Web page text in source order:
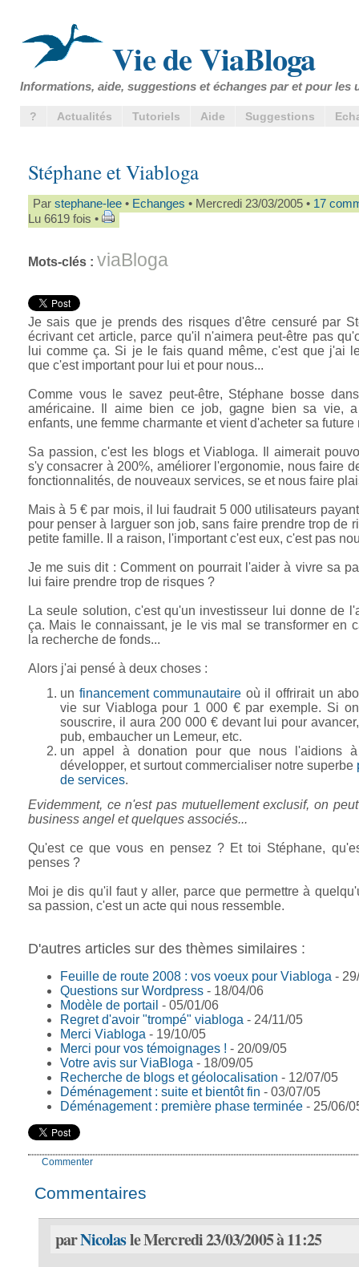
Vie de ViaBloga
Informations, aide, suggestions et échanges par et pour les
? Actualités Tutoriels Aide Suggestions
Stéphane et Viabloga
Par stephane-lee • Echanges • Mercredi 23/03/2005 • 17
Lu 6619 fois •
Mots-clés : viaBloga
Je sais que je prends des risques d'être censuré par
écrivant cet article, parce qu'il n'aimera peut-être pas
lui comme ça. Si je le fais quand même, c'est que j'ai
que c'est important pour lui et pour nous...
Comme vous le savez peut-être, Stéphane bosse
américaine. Il aime bien ce job, gagne bien sa vie,
enfants, une femme charmante et vient d'acheter sa future
Sa passion, c'est les blogs et Viabloga. Il aimerait
s'y consacrer à 200%, améliorer l'ergonomie, nous faire
fonctionnalités, de nouveaux services, se et nous faire
Mais à 5 € par mois, il lui faudrait 5 000 utilisateurs
pour penser à larguer son job, sans faire prendre trop de
petite famille. Il a raison, l'important c'est eux, c'est pas
Je me suis dit : Comment on pourrait l'aider à vivre sa
lui faire prendre trop de risques ?
La seule solution, c'est qu'un investisseur lui donne de
ça. Mais le connaissant, je le vis mal se transformer en
la recherche de fonds...
Alors j'ai pensé à deux choses :
un financement communautaire où il offrirait un
vie sur Viabloga pour 1 000 € par exemple. Si
souscrire, il aura 200 000 € devant lui pour
pub, embaucher un Lemeur, etc.
un appel à donation pour que nous l'aidions à
développer, et surtout commercialiser notre superbe
de services.
Evidemment, ce n'est pas mutuellement exclusif, on
business angel et quelques associés...
Qu'est ce que vous en pensez ? Et toi Stéphane,
penses ?
Moi je dis qu'il faut y aller, parce que permettre à
sa passion, c'est un acte qui nous ressemble.
D'autres articles sur des thèmes similaires :
Feuille de route 2008 : vos voeux pour Viabloga -
Questions sur Wordpress - 18/04/06
Modèle de portail - 05/01/06
Regret d'avoir "trompé" viabloga - 24/11/05
Merci Viabloga - 19/10/05
Merci pour vos témoignages ! - 20/09/05
Votre avis sur ViaBloga - 18/09/05
Recherche de blogs et géolocalisation - 12/07/05
Déménagement : suite et bientôt fin - 03/07/05
Déménagement : première phase terminée - 25/06/
Commenter
Commentaires
parNicolasle Mercredi 23/03/2005 à 11:25